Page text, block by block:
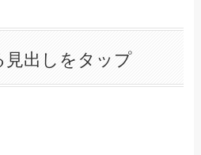
見出しをタップ